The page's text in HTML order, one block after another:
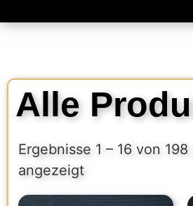
Alle
Ergebnisse 1 – 16 von
angezeigt